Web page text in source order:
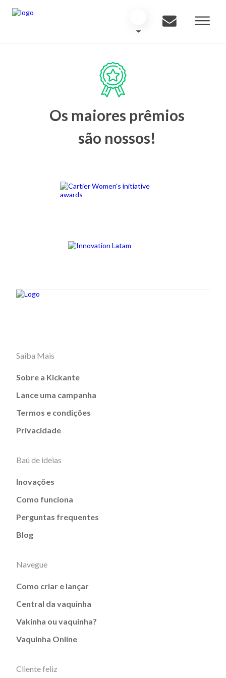
Os maiores prêmios
são nossos!
Saiba Mais
Sobre a Kickante
Lance uma campanha
Termos e condições
Privacidade
Baú de ideias
Inovações
Como funciona
Perguntas frequentes
Blog
Navegue
Como criar e lançar
Central da vaquinha
Vakinha ou vaquinha?
Vaquinha Online
Cliente feliz